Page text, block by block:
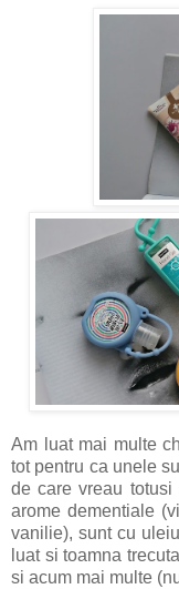
Am luat mai multe
tot pentru ca unele
de care vreau
arome dementiale
vanilie), sunt cu
luat si toamna
si acum mai multe